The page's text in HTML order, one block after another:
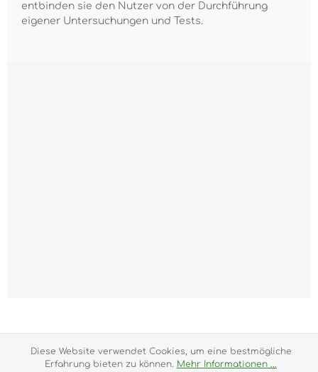
entbinden sie den Nutzer von der Durchführung
eigener Untersuchungen und Tests.
Versandkostenund ggf. Nachnahmegebühren, wenn
nicht anders angegeben.
Diese Website verwendet Cookies, um eine bestmögliche
Erfahrung bieten zu können. Mehr Informationen ...